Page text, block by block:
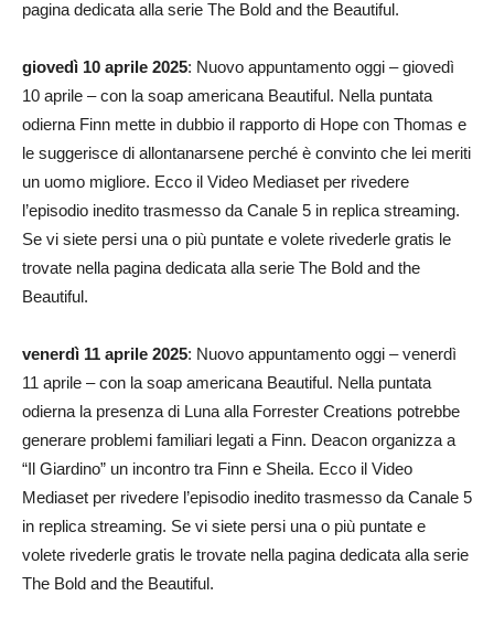
pagina dedicata alla serie The Bold and the Beautiful.
giovedì 10 aprile 2025: Nuovo appuntamento oggi – giovedì
10 aprile – con la soap americana Beautiful. Nella puntata
odierna Finn mette in dubbio il rapporto di Hope con Thomas e
le suggerisce di allontanarsene perché è convinto che lei meriti
un uomo migliore. Ecco il Video Mediaset per rivedere
l’episodio inedito trasmesso da Canale 5 in replica streaming.
Se vi siete persi una o più puntate e volete rivederle gratis le
trovate nella pagina dedicata alla serie The Bold and the
Beautiful.
venerdì 11 aprile 2025: Nuovo appuntamento oggi – venerdì
11 aprile – con la soap americana Beautiful. Nella puntata
odierna la presenza di Luna alla Forrester Creations potrebbe
generare problemi familiari legati a Finn. Deacon organizza a
“Il Giardino” un incontro tra Finn e Sheila. Ecco il Video
Mediaset per rivedere l’episodio inedito trasmesso da Canale 5
in replica streaming. Se vi siete persi una o più puntate e
volete rivederle gratis le trovate nella pagina dedicata alla serie
The Bold and the Beautiful.